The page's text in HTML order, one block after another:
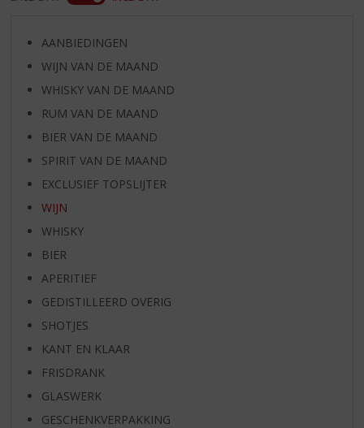
AANBIEDINGEN
WIJN VAN DE MAAND
WHISKY VAN DE MAAND
RUM VAN DE MAAND
BIER VAN DE MAAND
SPIRIT VAN DE MAAND
EXCLUSIEF TOPSLIJTER
WIJN
WHISKY
BIER
APERITIEF
GEDISTILLEERD OVERIG
SHOTJES
KANT EN KLAAR
FRISDRANK
GLASWERK
GESCHENKVERPAKKING